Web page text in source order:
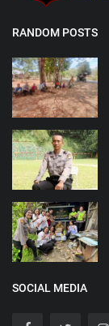
RANDOM POSTS
SOCIAL MEDIA